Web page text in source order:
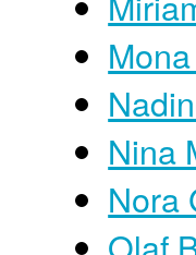
Nina
Nora